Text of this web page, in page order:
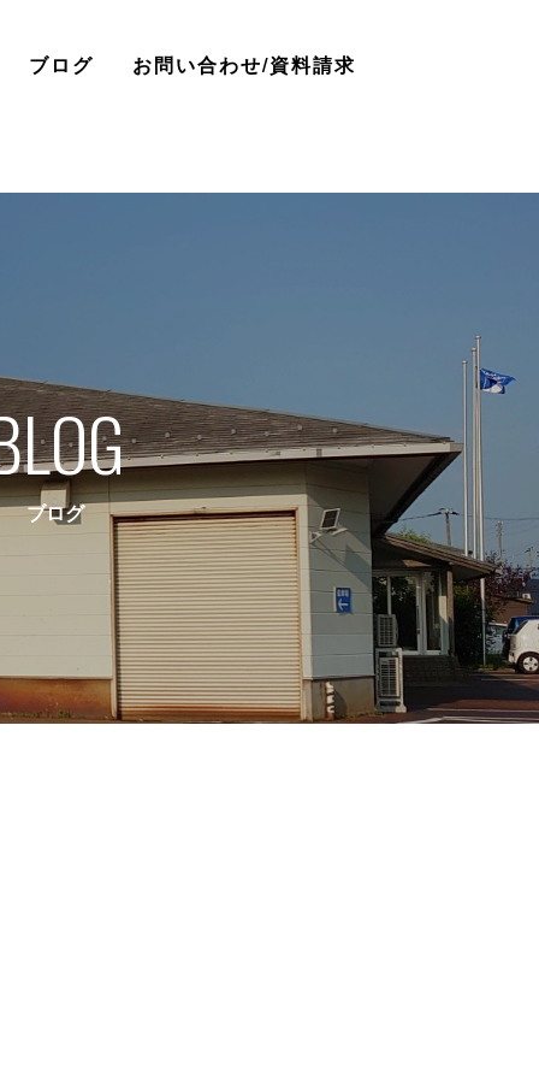
ブログ お問い合わせ/資料請求
ブログ